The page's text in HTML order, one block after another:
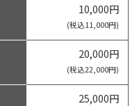
10,000円
(税込11,000円)
20,000円
(税込22,000円)
25,000円